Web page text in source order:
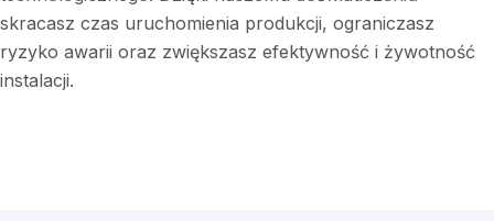
skracasz czas uruchomienia produkcji, ograniczasz
ryzyko awarii oraz zwiększasz efektywność i żywotność
instalacji.